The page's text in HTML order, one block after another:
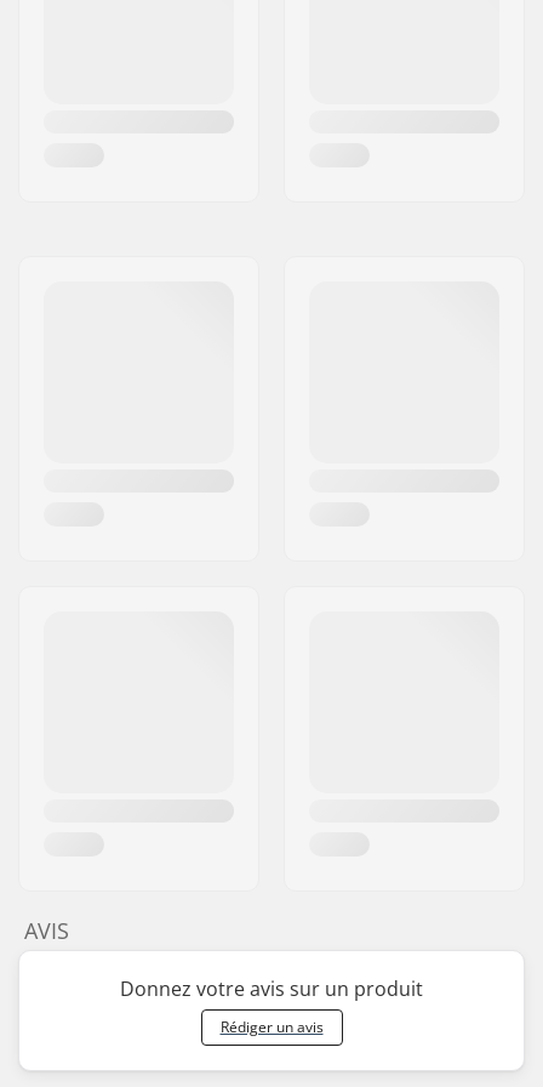
AVIS
Donnez votre avis sur un produit
Rédiger un avis